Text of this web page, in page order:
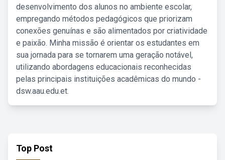
desenvolvimento dos alunos no ambiente escolar,
empregando métodos pedagógicos que priorizam
conexões genuínas e são alimentados por criatividade
e paixão. Minha missão é orientar os estudantes em
sua jornada para se tornarem uma geração notável,
utilizando abordagens educacionais reconhecidas
pelas principais instituições acadêmicas do mundo -
dsw.aau.edu.et.
Top Post